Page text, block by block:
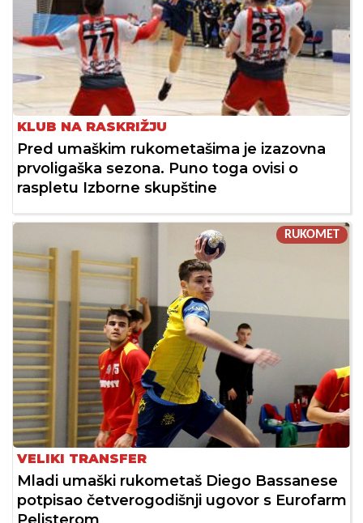
KLUB NA RASKRIŽJU
Pred umaškim rukometašima je izazovna
prvoligaška sezona. Puno toga ovisi o
raspletu Izborne skupštine
RUKOMET
VELIKI TRANSFER
Mladi umaški rukometaš Diego Bassanese
potpisao četverogodišnji ugovor s Eurofarm